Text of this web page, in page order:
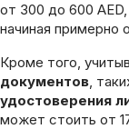
от 300 до 600
начиная примерно
Кроме того,
документов,
удостоверения
может стоить от